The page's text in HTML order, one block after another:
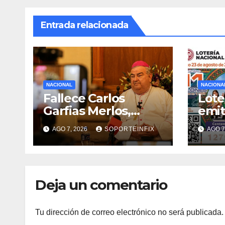
Entrada relacionada
NACIONAL
Fallece Carlos
Garfias Merlos,
arzobispo emérito
de Morelia
AGO 7, 2026 SOPORTEINFIX
NACIONAL
AGO
Deja un comentario
Tu dirección de correo electrónico no será publicada.